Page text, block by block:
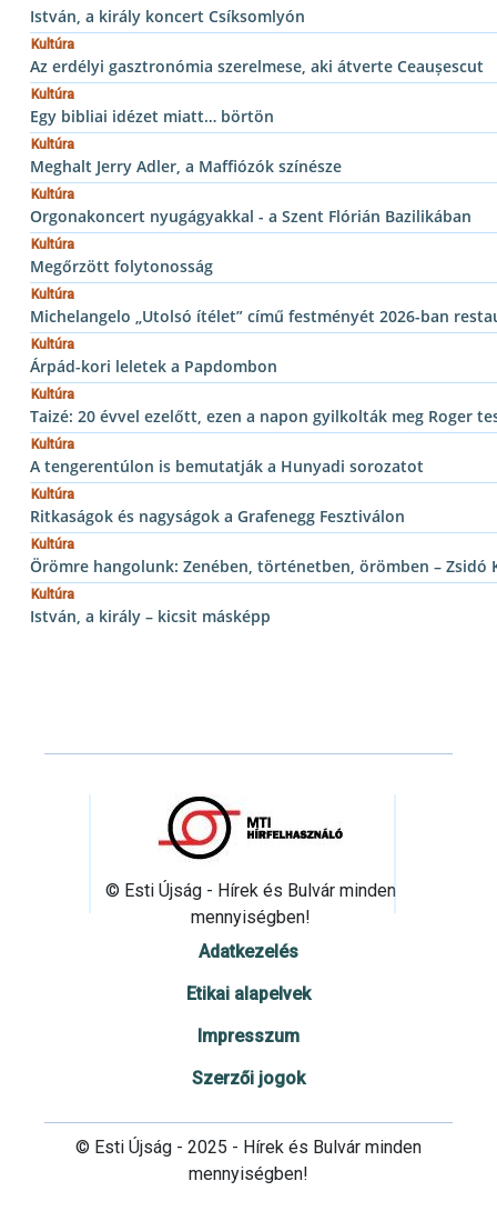
István, a király koncert Csíksomlyón
Kultúra
Az erdélyi gasztronómia szerelmese, aki átverte Ceaușescut
Kultúra
Egy bibliai idézet miatt… börtön
Kultúra
Meghalt Jerry Adler, a Maffiózók színésze
Kultúra
Orgonakoncert nyugágyakkal - a Szent Flórián Bazilikában
Kultúra
Megőrzött folytonosság
Kultúra
Michelangelo „Utolsó ítélet” című festményét 2026-ban
Kultúra
Árpád-kori leletek a Papdombon
Kultúra
Taizé: 20 évvel ezelőtt, ezen a napon gyilkolták meg Roger
Kultúra
A tengerentúlon is bemutatják a Hunyadi sorozatot
Kultúra
Ritkaságok és nagyságok a Grafenegg Fesztiválon
Kultúra
Örömre hangolunk: Zenében, történetben, örömben – Zsidó
Kultúra
István, a király – kicsit másképp
© Esti Újság - Hírek és Bulvár minden
mennyiségben!
Adatkezelés
Etikai alapelvek
Impresszum
Szerzői jogok
© Esti Újság - 2025 - Hírek és Bulvár minden
mennyiségben!